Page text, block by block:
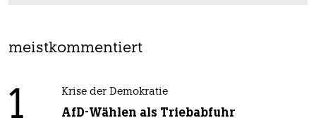
meistkommentiert
1 Krise der Demokratie
AfD-Wählen als Triebabfuhr